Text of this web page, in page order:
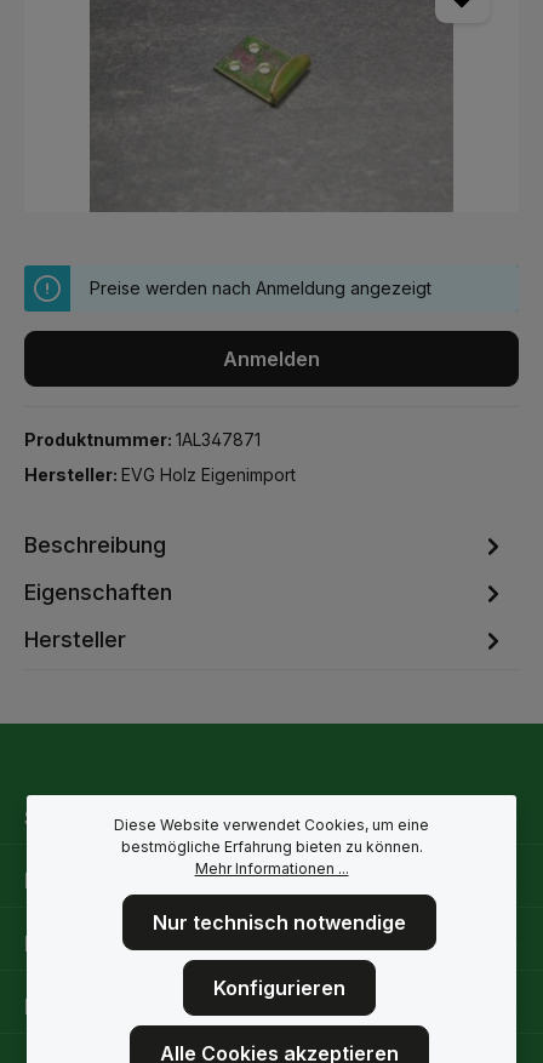
Preise werden nach Anmeldung angezeigt
Anmelden
Produktnummer: 1AL347871
Hersteller: EVG Holz Eigenimport
Beschreibung
Eigenschaften
Hersteller
Service-Hotline
Rechtliche Hinweise
Informationen
Folge uns
Diese Website verwendet Cookies, um eine
bestmögliche Erfahrung bieten zu können.
Mehr Informationen ...
Nur technisch notwendige
Konfigurieren
Alle Cookies akzeptieren